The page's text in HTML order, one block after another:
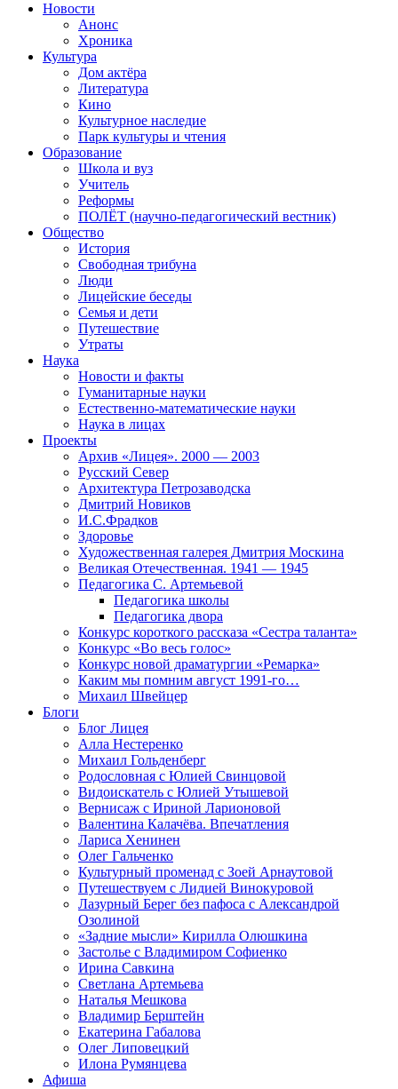
Новости
Анонс
Хроника
Культура
Дом актёра
Литература
Кино
Культурное наследие
Парк культуры и чтения
Образование
Школа и вуз
Учитель
Реформы
ПОЛЁТ (научно-педагогический вестник)
Общество
История
Свободная трибуна
Люди
Лицейские беседы
Семья и дети
Путешествие
Утраты
Наука
Новости и факты
Гуманитарные науки
Естественно-математические науки
Наука в лицах
Проекты
Архив «Лицея». 2000 — 2003
Русский Север
Архитектура Петрозаводска
Дмитрий Новиков
И.С.Фрадков
Здоровье
Художественная галерея Дмитрия Москина
Великая Отечественная. 1941 — 1945
Педагогика С. Артемьевой
Педагогика школы
Педагогика двора
Конкурс короткого рассказа «Сестра таланта»
Конкурс «Во весь голос»
Конкурс новой драматургии «Ремарка»
Каким мы помним август 1991-го…
Михаил Швейцер
Блоги
Блог Лицея
Алла Нестеренко
Михаил Гольденберг
Родословная с Юлией Свинцовой
Видоискатель с Юлией Утышевой
Вернисаж с Ириной Ларионовой
Валентина Калачёва. Впечатления
Лариса Хенинен
Олег Гальченко
Культурный променад с Зоей Арнаутовой
Путешествуем с Лидией Винокуровой
Лазурный Берег без пафоса с Александрой
Озолиной
«Задние мысли» Кирилла Олюшкина
Застолье с Владимиром Софиенко
Ирина Савкина
Светлана Артемьева
Наталья Мешкова
Владимир Берштейн
Екатерина Габалова
Олег Липовецкий
Илона Румянцева
Афиша